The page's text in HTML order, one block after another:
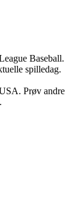
Baseball.
spilledag.
Prøv andre